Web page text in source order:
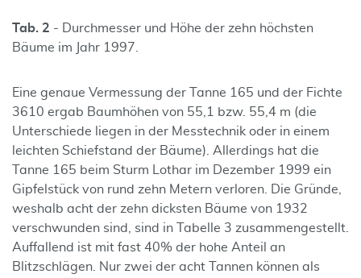
Tab. 2 - Durchmesser und Höhe der zehn höchsten
Bäume im Jahr 1997.
Eine genaue Vermessung der Tanne 165 und der Fichte
3610 ergab Baumhöhen von 55,1 bzw. 55,4 m (die
Unterschiede liegen in der Messtechnik oder in einem
leichten Schiefstand der Bäume). Allerdings hat die
Tanne 165 beim Sturm Lothar im Dezember 1999 ein
Gipfelstück von rund zehn Metern verloren. Die Gründe,
weshalb acht der zehn dicksten Bäume von 1932
verschwunden sind, sind in Tabelle 3 zusammengestellt.
Auffallend ist mit fast 40% der hohe Anteil an
Blitzschlägen. Nur zwei der acht Tannen können als